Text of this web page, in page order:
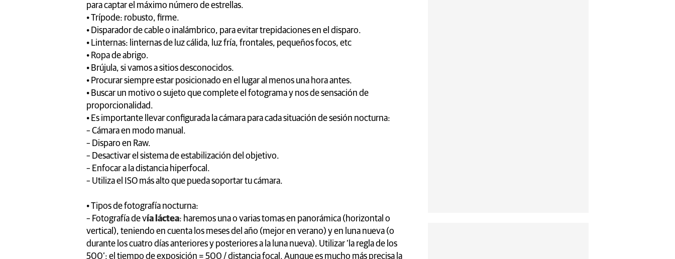
para captar el máximo número de estrellas.
• Trípode: robusto, firme.
• Disparador de cable o inalámbrico, para evitar trepidaciones en el disparo.
• Linternas: linternas de luz cálida, luz fría, frontales, pequeños focos, etc
• Ropa de abrigo.
• Brújula, si vamos a sitios desconocidos.
• Procurar siempre estar posicionado en el lugar al menos una hora antes.
• Buscar un motivo o sujeto que complete el fotograma y nos de sensación de
proporcionalidad.
• Es importante llevar configurada la cámara para cada situación de sesión nocturna:
– Cámara en modo manual.
– Disparo en Raw.
– Desactivar el sistema de estabilización del objetivo.
– Enfocar a la distancia hiperfocal.
– Utiliza el ISO más alto que pueda soportar tu cámara.
• Tipos de fotografía nocturna:
– Fotografía de vía láctea: haremos una o varias tomas en panorámica (horizontal o
vertical), teniendo en cuenta los meses del año (mejor en verano) y en luna nueva (o
durante los cuatro días anteriores y posteriores a la luna nueva). Utilizar ‘la regla de los
500’: el tiempo de exposición = 500 / distancia focal. Aunque es mucho más precisa la